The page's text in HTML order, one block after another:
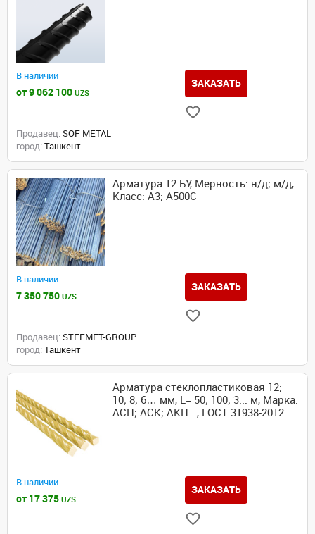
В наличии
от 9 062 100 UZS
ЗАКАЗАТЬ
Продавец: SOF METAL
город: Ташкент
Арматура 12 БУ, Мерность: н/д; м/д,
Класс: А3; А500С
В наличии
7 350 750 UZS
ЗАКАЗАТЬ
Продавец: STEEMET-GROUP
город: Ташкент
Арматура стеклопластиковая 12;
10; 8; 6… мм, L= 50; 100; 3... м, Марка:
АСП; АСК; АКП..., ГОСТ 31938-2012...
В наличии
от 17 375 UZS
ЗАКАЗАТЬ